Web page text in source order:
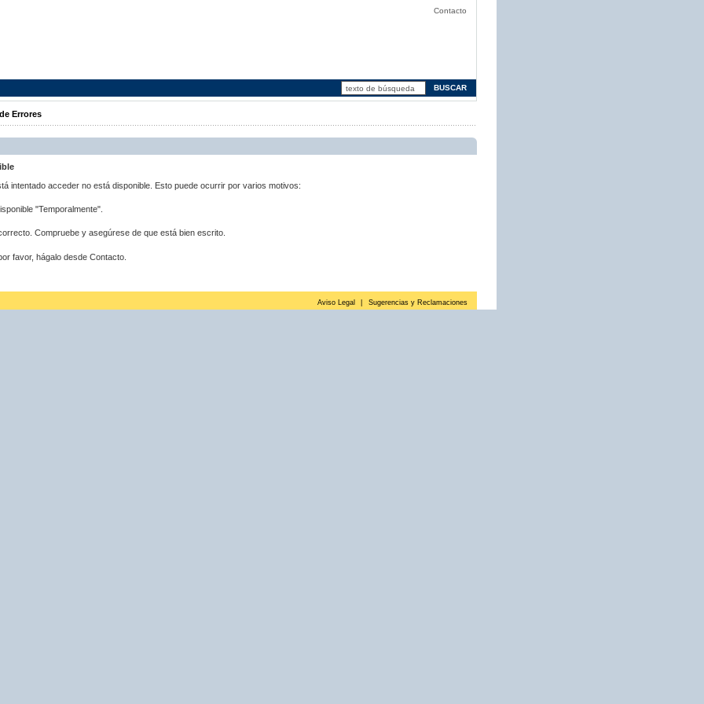
Contacto
Errores
intentado acceder no está disponible. Esto puede ocurrir por varios motivos:
"Temporalmente".
Compruebe y asegúrese de que está bien escrito.
favor, hágalo desde Contacto.
Aviso Legal Sugerencias y Reclamaciones